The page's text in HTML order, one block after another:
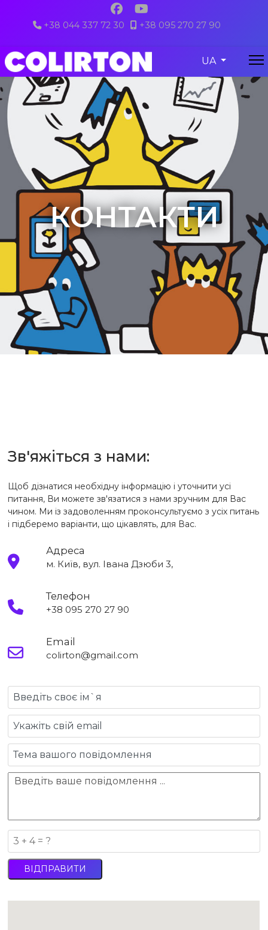
+38 044 337 72 30
+38 095 270 27 90
Виберіть свою
UA
КОНТАКТИ
Зв'яжіться з нами:
Щоб дізнатися необхідну інформацію і уточнити усі
питання, Ви можете зв'язатися з нами зручним для Вас
чином. Ми із задоволенням проконсультуємо з усіх питань
і підберемо варіанти, що цікавлять, для Вас.
Адреса
м. Київ, вул. Івана Дзюби 3,
Телефон
+38 095 270 27 90
Email
colirton@gmail.com